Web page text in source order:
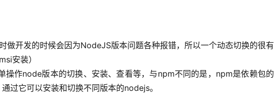
做开发的时候会因为NodeJS版本问题各种报错，所以一个动态切换的很有
安装）
操作node版本的切换、安装、查看等，与npm不同的是，npm是依赖包的
过它可以安装和切换不同版本的nodejs。